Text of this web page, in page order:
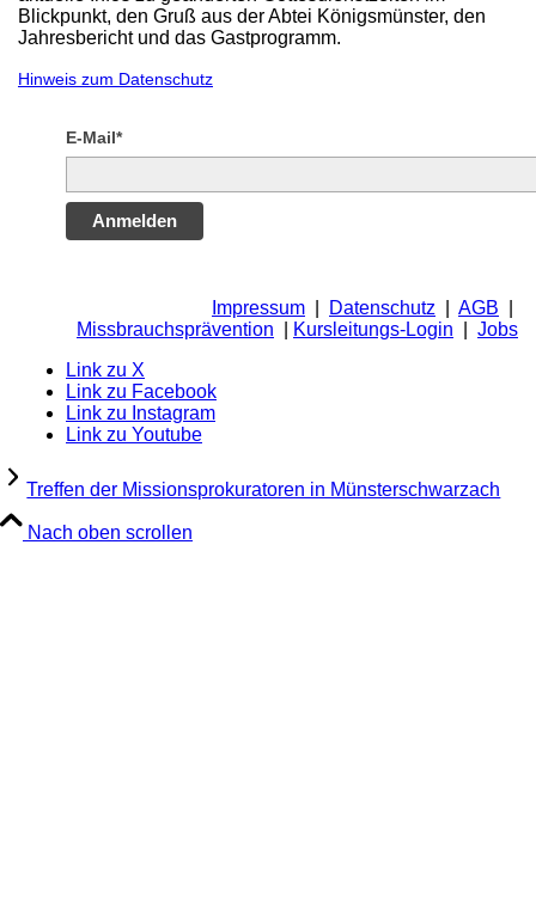
Blickpunkt, den Gruß aus der Abtei Königsmünster, den
Jahresbericht und das Gastprogramm.
Hinweis zum Datenschutz
E-Mail*
Anmelden
Impressum Datenschutz AGB
Missbrauchsprävention
Kursleitungs-Login
Jobs
Link zu X
Link zu Facebook
Link zu Instagram
Link zu Youtube
Treffen der Missionsprokuratoren in Münsterschwarzach
Nach oben scrollen